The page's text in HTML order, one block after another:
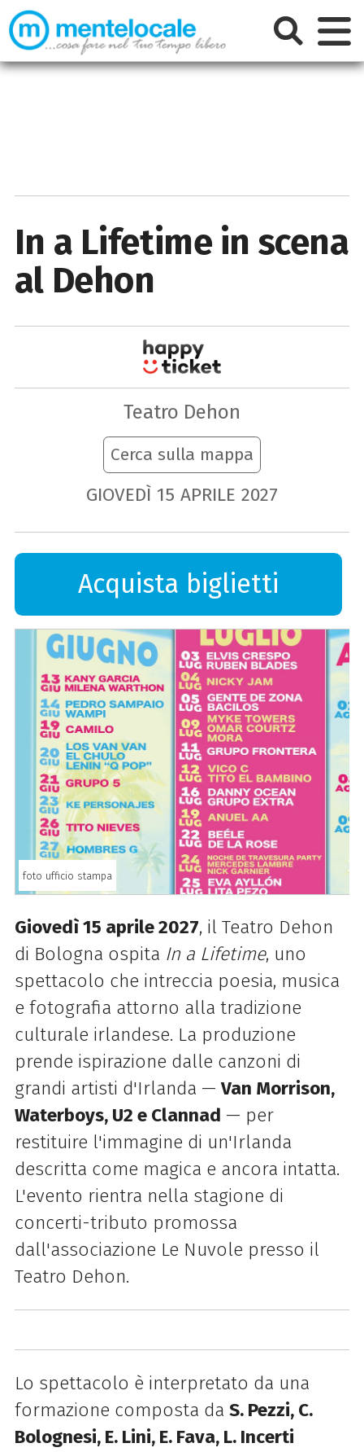
In a Lifetime in scena
al Dehon
Teatro Dehon
Cerca sulla mappa
GIOVEDÌ 15 APRILE 2027
Acquista biglietti
foto ufficio stampa
Giovedì 15 aprile 2027, il Teatro Dehon
di Bologna ospita In a Lifetime, uno
spettacolo che intreccia poesia, musica
e fotografia attorno alla tradizione
culturale irlandese. La produzione
prende ispirazione dalle canzoni di
grandi artisti d'Irlanda —Van Morrison,
Waterboys, U2 e Clannad — per
restituire l'immagine di un'Irlanda
descritta come magica e ancora intatta.
L'evento rientra nella stagione di
concerti-tributo promossa
dall'associazione Le Nuvole presso il
Teatro Dehon.
Lo spettacolo è interpretato da una
formazione composta da S. Pezzi, C.
Bolognesi, E. Lini, E. Fava, L. Incerti